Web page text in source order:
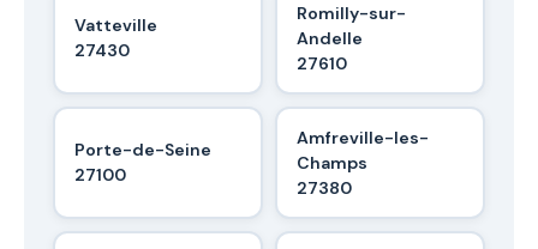
Vatteville
27430
Romilly-sur-
Andelle
27610
Porte-de-Seine
27100
Amfreville-les-
Champs
27380